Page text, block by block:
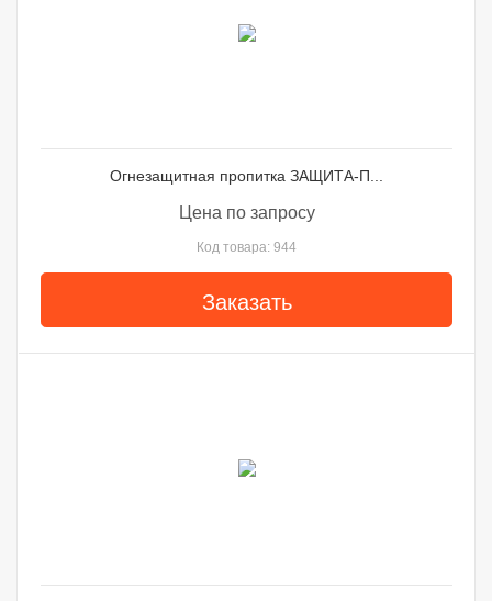
Огнезащитная пропитка ЗАЩИТА-П...
Цена по запросу
Код товара: 944
Заказать